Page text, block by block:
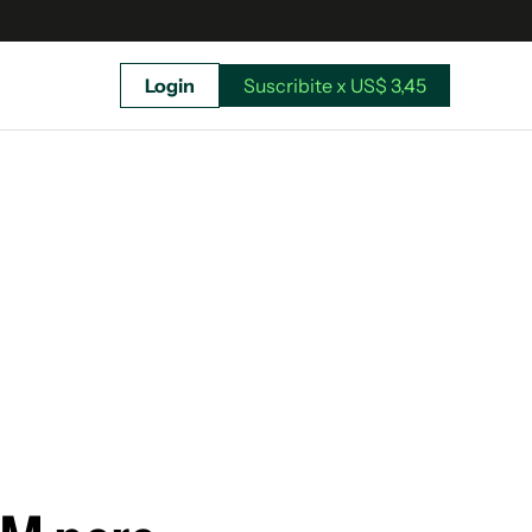
Login Suscribite x US$ 3,45